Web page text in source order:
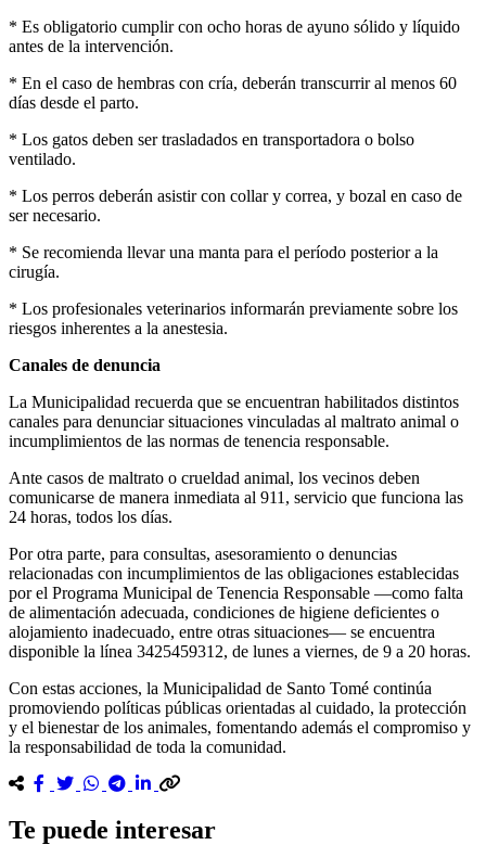
* Es obligatorio cumplir con ocho horas de ayuno sólido y líquido
antes de la intervención.
* En el caso de hembras con cría, deberán transcurrir al menos 60
días desde el parto.
* Los gatos deben ser trasladados en transportadora o bolso
ventilado.
* Los perros deberán asistir con collar y correa, y bozal en caso de
ser necesario.
* Se recomienda llevar una manta para el período posterior a la
cirugía.
* Los profesionales veterinarios informarán previamente sobre los
riesgos inherentes a la anestesia.
Canales de denuncia
La Municipalidad recuerda que se encuentran habilitados distintos
canales para denunciar situaciones vinculadas al maltrato animal o
incumplimientos de las normas de tenencia responsable.
Ante casos de maltrato o crueldad animal, los vecinos deben
comunicarse de manera inmediata al 911, servicio que funciona las
24 horas, todos los días.
Por otra parte, para consultas, asesoramiento o denuncias
relacionadas con incumplimientos de las obligaciones establecidas
por el Programa Municipal de Tenencia Responsable —como falta
de alimentación adecuada, condiciones de higiene deficientes o
alojamiento inadecuado, entre otras situaciones— se encuentra
disponible la línea 3425459312, de lunes a viernes, de 9 a 20 horas.
Con estas acciones, la Municipalidad de Santo Tomé continúa
promoviendo políticas públicas orientadas al cuidado, la protección
y el bienestar de los animales, fomentando además el compromiso y
la responsabilidad de toda la comunidad.
Te puede interesar